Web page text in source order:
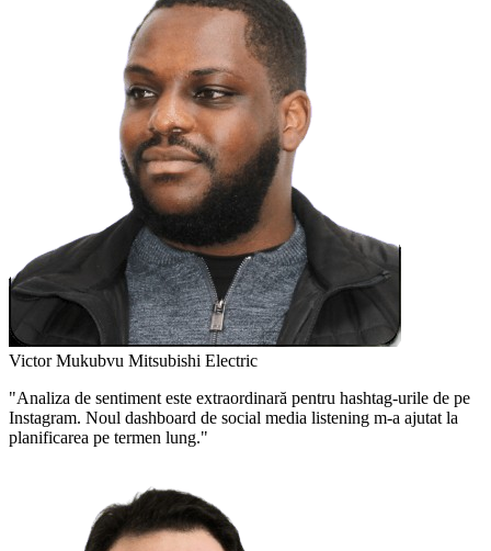
Victor Mukubvu Mitsubishi Electric
"Analiza de sentiment este extraordinară pentru hashtag-urile de pe
Instagram. Noul dashboard de social media listening m-a ajutat la
planificarea pe termen lung."